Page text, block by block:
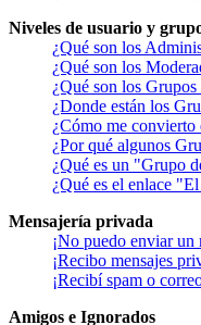
Niveles de usuario y
¿Qué son los
¿Qué son los
¿Qué son los
¿Donde están los
¿Cómo me convierto
¿Por qué algunos
¿Qué es un "Grupo
¿Qué es el enlace
Mensajería privada
¡No puedo enviar un
¡Recibo mensajes
¡Recibí spam o
Amigos e Ignorados